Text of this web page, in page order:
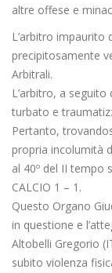
altre offese e
L’arbitro
precipitosamente
Arbitrali.
L’arbitro, a
turbato e
Pertanto,
propria incolumità
al 40º del II tempo
CALCIO 1 – 1.
Questo Organo
in questione e
Altobelli Gregorio
subito violenza